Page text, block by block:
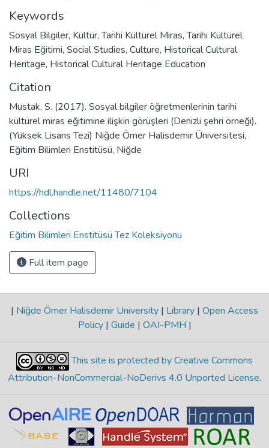
Keywords
Sosyal Bilgiler, Kültür,Tarihi Kültürel Miras,Tarihi Kültürel
Miras Eğitimi, Social Studies, Culture, Historical Cultural
Heritage, Historical Cultural Heritage Education
Citation
Mustak, S. (2017). Sosyal bilgiler öğretmenlerinin tarihi
kültürel miras eğitimine ilişkin görüşleri (Denizli şehri örneği).
(Yüksek Lisans Tezi) Niğde Ömer Halisdemir Üniversitesi,
Eğitim Bilimleri Enstitüsü, Niğde
URI
https://hdl.handle.net/11480/7104
Collections
Eğitim Bilimleri Enstitüsü Tez Koleksiyonu
Full item page
| Niğde Ömer Halisdemir University | Library | Open Access
Policy | Guide | OAI-PMH |
This site is protected by Creative Commons
Attribution-NonCommercial-NoDerivs 4.0 Unported License.